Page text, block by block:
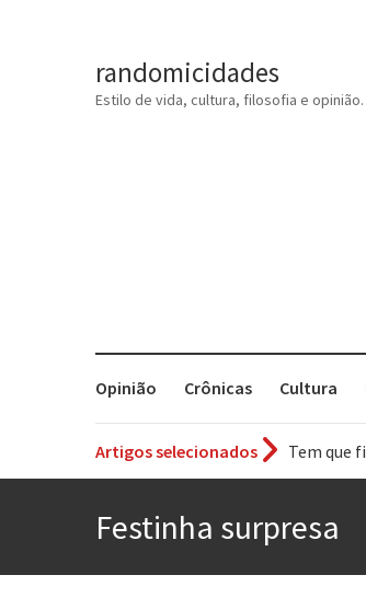
randomicidades
Estilo de vida, cultura, filosofia e opinião.
Opinião Crônicas Cultura
Artigos selecionados
Tem que
Aprender
Contardo
Festinha surpresa